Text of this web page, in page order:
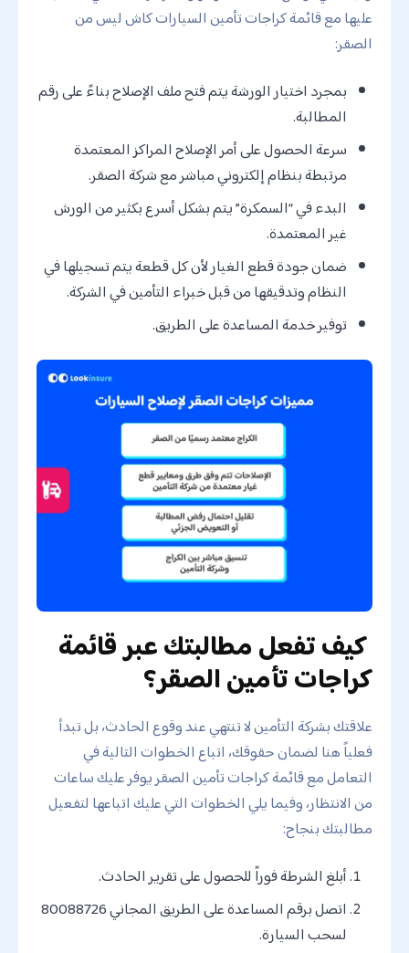
عليها مع قائمة كراجات تأمين السيارات كاش ليس من
الصقر:
بمجرد اختيار الورشة يتم فتح ملف الإصلاح بناءً على رقم
المطالبة.
سرعة الحصول على أمر الإصلاح المراكز المعتمدة
مرتبطة بنظام إلكتروني مباشر مع شركة الصقر.
البدء في “السمكرة” يتم بشكل أسرع بكثير من الورش
غير المعتمدة.
ضمان جودة قطع الغيار لأن كل قطعة يتم تسجيلها في
النظام وتدقيقها من قبل خبراء التأمين في الشركة.
توفير خدمة المساعدة على الطريق.
كيف تفعل مطالبتك عبر قائمة
كراجات تأمين الصقر؟
علاقتك بشركة التأمين لا تنتهي عند وقوع الحادث، بل تبدأ
فعلياً هنا لضمان حقوقك، اتباع الخطوات التالية في
التعامل مع قائمة كراجات تأمين الصقر يوفر عليك ساعات
من الانتظار، وفيما يلي الخطوات التي عليك اتباعها لتفعيل
مطالبتك بنجاح:
أبلغ الشرطة فوراً للحصول على تقرير الحادث.
اتصل برقم المساعدة على الطريق المجاني 80088726
لسحب السيارة.